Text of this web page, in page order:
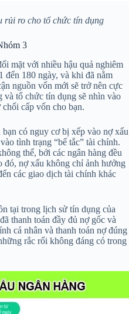
rủi ro cho tổ chức tín dụng
3
mặt với nhiều hậu quả nghiêm
đến 180 ngày, và khi đã nằm
nguồn vốn mới sẽ trở nên cực
và tổ chức tín dụng sẽ nhìn vào
cấp vốn cho bạn.
có nguy cơ bị xếp vào nợ xấu
tình trạng “bế tắc” tài chính.
thể, bởi các ngân hàng đều
đó, nợ xấu không chỉ ảnh hưởng
các giao dịch tài chính khác
tại trong lịch sử tín dụng của
thanh toán đầy đủ nợ gốc và
cá nhân và thanh toán nợ đúng
rắc rối không đáng có trong